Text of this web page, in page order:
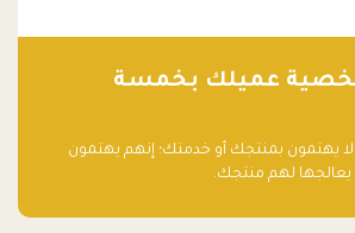
عميلك بخمسة
لا يهتمون بمنتجك أو خدمتك؛ إنهم يهتمون
لهم منتجك.